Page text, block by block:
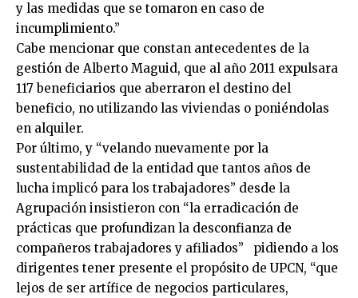
y las medidas que se tomaron en caso de
incumplimiento.”
Cabe mencionar que constan antecedentes de la
gestión de Alberto Maguid, que al año 2011 expulsara
117 beneficiarios que aberraron el destino del
beneficio, no utilizando las viviendas o poniéndolas
en alquiler.
Por último, y “velando nuevamente por la
sustentabilidad de la entidad que tantos años de
lucha implicó para los trabajadores” desde la
Agrupación insistieron con “la erradicación de
prácticas que profundizan la desconfianza de
compañeros trabajadores y afiliados” pidiendo a los
dirigentes tener presente el propósito de UPCN, “que
lejos de ser artífice de negocios particulares,